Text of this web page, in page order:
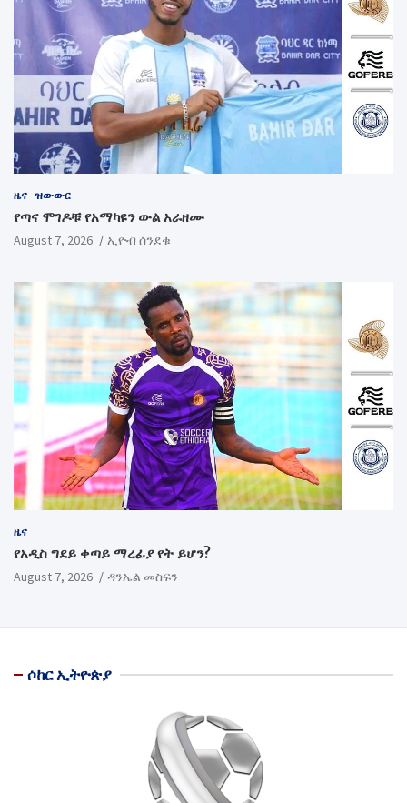
ዜና ዝውውር
የጣና ሞገዶቹ የአማካዩን ውል አራዘሙ
August 7, 2026 ኢዮብ ሰንደቁ
ዜና
የአዲስ ግደይ ቀጣይ ማረፊያ የት ይሆን?
August 7, 2026 ዳንኤል መስፍን
ሶከር ኢትዮጵያ